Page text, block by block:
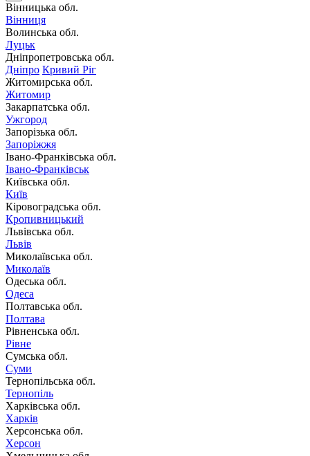
Вінницька обл.
Вінниця
Волинська обл.
Луцьк
Дніпропетровська обл.
Дніпро Кривий Ріг
Житомирська обл.
Житомир
Закарпатська обл.
Ужгород
Запорізька обл.
Запоріжжя
Івано-Франківська обл.
Івано-Франківськ
Київська обл.
Київ
Кіровоградська обл.
Кропивницький
Львівська обл.
Львів
Миколаївська обл.
Миколаїв
Одеська обл.
Одеса
Полтавська обл.
Полтава
Рівненська обл.
Рівне
Сумська обл.
Суми
Тернопільська обл.
Тернопіль
Харківська обл.
Харків
Херсонська обл.
Херсон